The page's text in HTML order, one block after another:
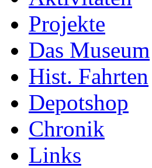
Projekte
Das Museum
Hist. Fahrten
Depotshop
Chronik
Links